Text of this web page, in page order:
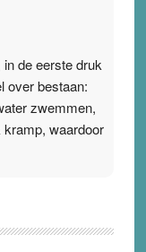
in de eerste druk
over bestaan:
zwemmen,
waardoor